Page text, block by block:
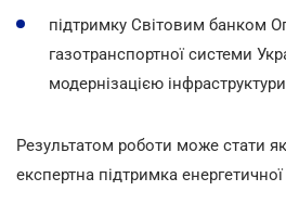
підтримку Світовим банком
газотранспортної системи
модернізацією
Результатом роботи може стати
експертна підтримка енергетичної